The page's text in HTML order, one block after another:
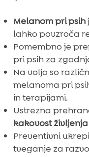
Nasveti za
melanom
 Ali obstajajo
zdravljenja?
 Pogosta
 Podpora
melanomom
Zaključek
Melanom pri psih
lahko povzroča
Pomembno je
pri psih za
Na voljo so
melanoma pri
in terapijami.
Ustrezna
kakovost življenja
Preventivni
tveganje za